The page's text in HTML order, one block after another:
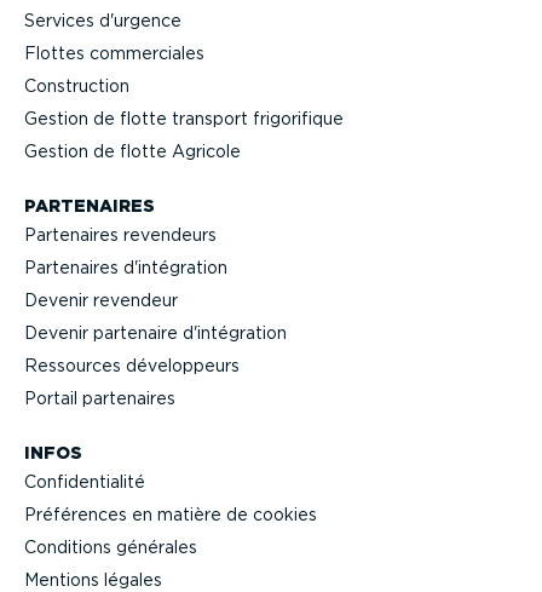
Services d'urgence
Flottes commer­ciales
Construction
Gestion de flotte transport frigo­ri­fique
Gestion de flotte Agricole
PARTENAIRES
Partenaires revendeurs
Partenaires d'intégration
Devenir revendeur
Devenir partenaire d'intégration
Ressources dévelop­peurs
Portail partenaires
INFOS
Confi­den­tialité
Préférences en matière de cookies
Conditions générales
Mentions légales